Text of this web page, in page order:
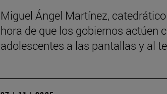
Miguel Ángel Martínez,
hora de que los gobiernos actúen
adolescentes a las pantallas y al